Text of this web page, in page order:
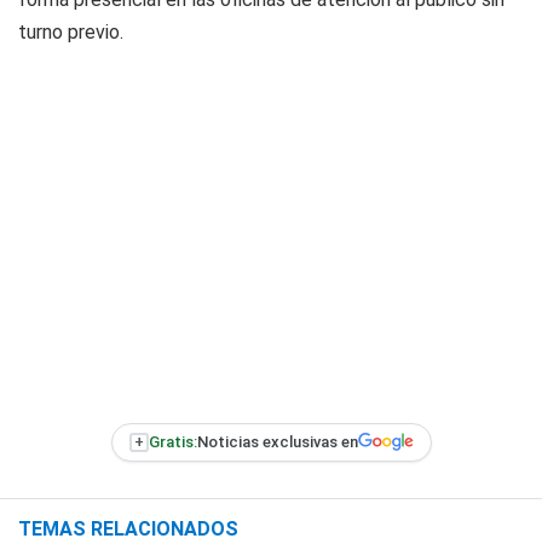
turno previo.
+ Gratis:Noticias exclusivas en
TEMAS RELACIONADOS